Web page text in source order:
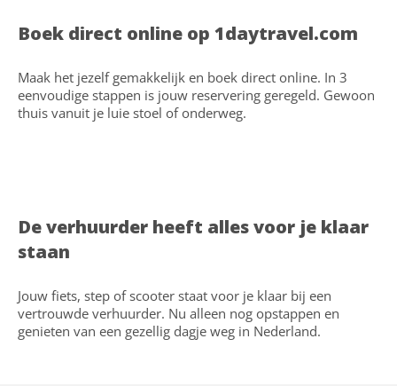
Boek direct online op 1daytravel.com
Maak het jezelf gemakkelijk en boek direct online. In 3
eenvoudige stappen is jouw reservering geregeld. Gewoon
thuis vanuit je luie stoel of onderweg.
De verhuurder heeft alles voor je klaar
staan
Jouw fiets, step of scooter staat voor je klaar bij een
vertrouwde verhuurder. Nu alleen nog opstappen en
genieten van een gezellig dagje weg in Nederland.